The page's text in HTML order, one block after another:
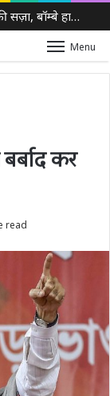
2013 रेप केस में तरुण तेजपाल को 10 साल की सज़ा, बॉम्बे हाई कोर्ट ने लगाया 10 लाख रुपये का जुर्माना
Menu
कर
read